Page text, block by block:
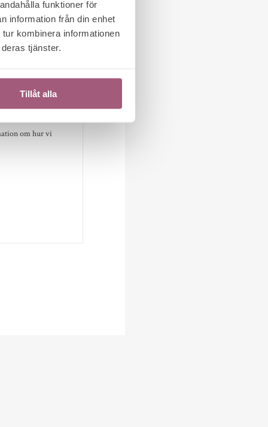
funktioner för
information från din enhet
kombinera informationen
tjänster.
Tillåt alla
om hur vi